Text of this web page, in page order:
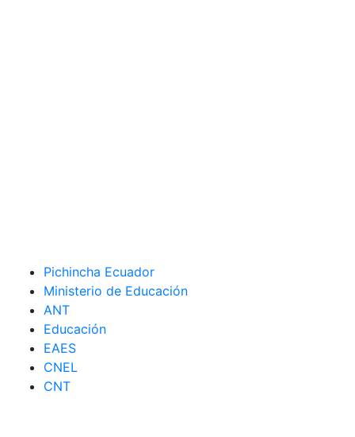
Pichincha Ecuador
Ministerio de Educación
ANT
Educación
EAES
CNEL
CNT